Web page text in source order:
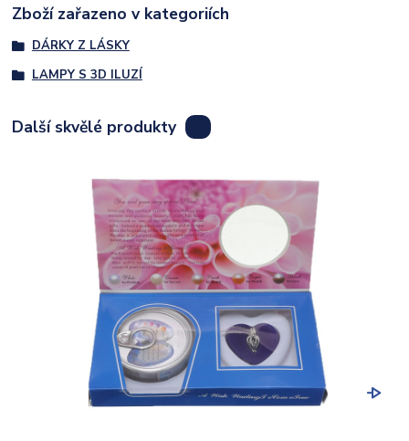
Zboží zařazeno v kategoriích
DÁRKY Z LÁSKY
LAMPY S 3D ILUZÍ
Další skvělé produkty